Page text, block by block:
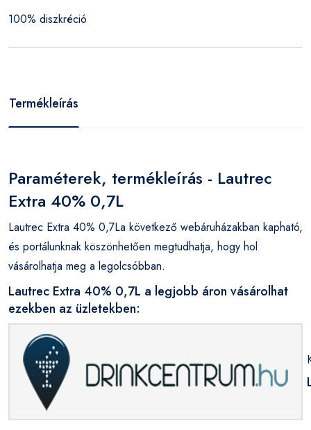
100% diszkréció
Termékleírás
Paraméterek, termékleírás - Lautrec
Extra 40% 0,7L
Lautrec Extra 40% 0,7La következő webáruházakban kapható,
és portálunknak köszönhetően megtudhatja, hogy hol
vásárolhatja meg a legolcsóbban.
Lautrec Extra 40% 0,7L a legjobb áron vásárolhat
ezekben az üzletekben: